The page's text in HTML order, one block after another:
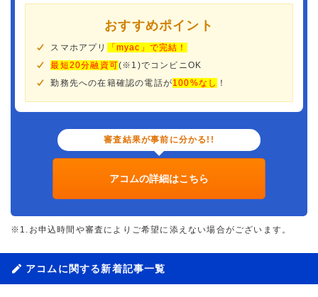
おすすめポイント
スマホアプリ
「myac」で完結！
最短20分融資可(※1)でコンビニOK
勤務先への在籍確認の電話が100%なし ！
審査結果が事前に分かる!!
アコムの詳細はこちら
※1.お申込時間や審査によりご希望に添えない場合がございます。
アコムに関する新着記事一覧